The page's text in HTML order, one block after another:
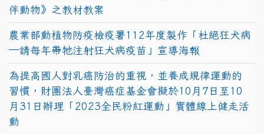
伴動物》之教材教案
農業部動植物防疫檢疫署112年度製作「杜絕狂犬病
—請每年帶牠注射狂犬病疫苗」宣導海報
為提高國人對乳癌防治的重視，並養成規律運動的
習慣，財團法人臺灣癌症基金會擬於10月7日至10
月31日辦理「2023全民粉紅運動」實體線上健走活
動